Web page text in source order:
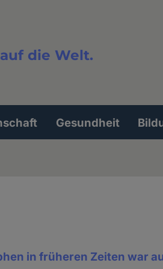
die Welt.
Gesundheit
in früheren Zeiten war